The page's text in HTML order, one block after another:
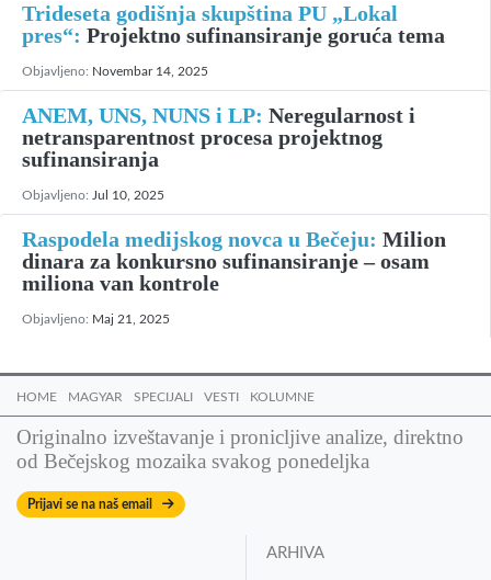
Trideseta godišnja skupština PU „Lokal
pres“: Projektno sufinansiranje goruća tema
Objavljeno: Novembar 14, 2025
ANEM, UNS, NUNS i LP: Neregularnost i
netransparentnost procesa projektnog
sufinansiranja
Objavljeno: Jul 10, 2025
Raspodela medijskog novca u Bečeju: Milion
dinara za konkursno sufinansiranje – osam
miliona van kontrole
Objavljeno: Maj 21, 2025
HOME MAGYAR SPECIJALI VESTI KOLUMNE
Originalno izveštavanje i pronicljive analize, direktno
od Bečejskog mozaika svakog ponedeljka
Prijavi se na naš email
ARHIVA